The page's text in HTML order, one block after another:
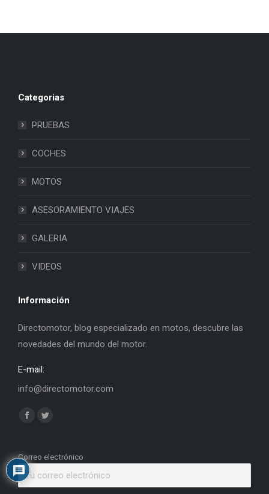
Categorias
PRUEBAS
COCHES
MOTOS
ASESORAMIENTO VIAJES
GALERIA
VIDEOS
Información
Directomotor, blog especializado en motos, descubre las
novedades del mundo del motor.
E-mail:
info@directomotor.com
Find us on:
Facebook
opens
in
Twitter
opens
Correo electrónico